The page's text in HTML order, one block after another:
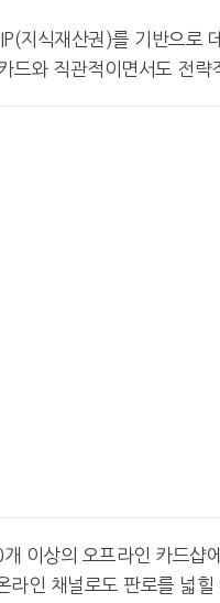
지식재산권)를 기반으로
드와 직관적이면서도 전략
이상의 오프라인 카드샵
인 채널로도 판로를 넓